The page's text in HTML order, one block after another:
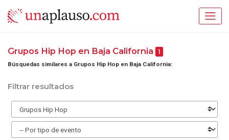
Grupos Hip Hop en Baja California 1
Búsquedas similares a Grupos Hip Hop en Baja California:
Filtrar resultados